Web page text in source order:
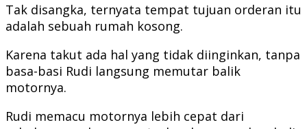
Tak disangka, ternyata tempat tujuan orderan itu
adalah sebuah rumah kosong.
Karena takut ada hal yang tidak diinginkan, tanpa
basa-basi Rudi langsung memutar balik
motornya.
Rudi memacu motornya lebih cepat dari